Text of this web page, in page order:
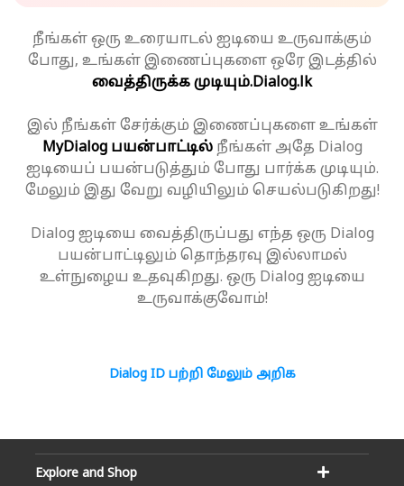
நீங்கள் ஒரு உரையாடல் ஐடியை உருவாக்கும்
போது, உங்கள் இணைப்புகளை ஒரே இடத்தில்
வைத்திருக்க முடியும்.Dialog.lk
இல் நீங்கள் சேர்க்கும் இணைப்புகளை உங்கள்
MyDialog பயன்பாட்டில்நீங்கள் அதே Dialog
ஐடியைப் பயன்படுத்தும் போது பார்க்க முடியும்.
மேலும் இது வேறு வழியிலும் செயல்படுகிறது!
Dialog ஐடியை வைத்திருப்பது எந்த ஒரு Dialog
பயன்பாட்டிலும் தொந்தரவு இல்லாமல்
உள்நுழைய உதவுகிறது. ஒரு Dialog ஐடியை
உருவாக்குவோம்!
Dialog ID பற்றி மேலும் அறிக
Explore and Shop